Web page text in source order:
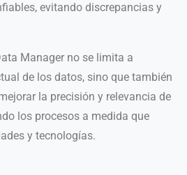
evitando discrepancias y
Manager no se limita a
de los datos, sino que también
la precisión y relevancia de
los procesos a medida que
y tecnologías.